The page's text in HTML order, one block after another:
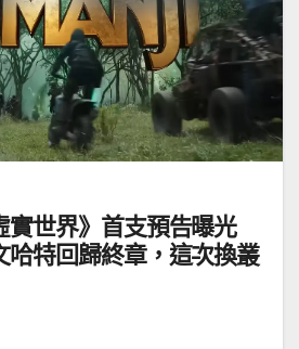
實世界》首支預告曝光
哈特回歸終章，這次換叢